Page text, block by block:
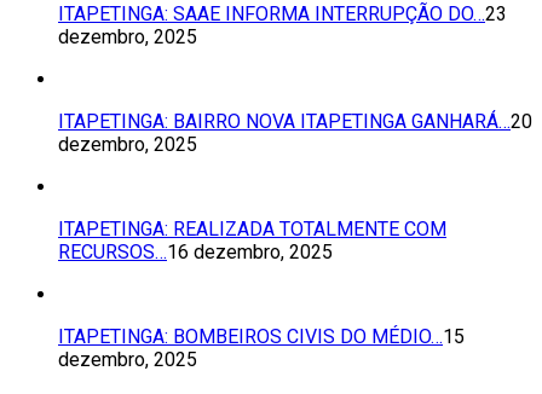
ITAPETINGA: SAAE INFORMA INTERRUPÇÃO DO…23
dezembro, 2025
ITAPETINGA: BAIRRO NOVA ITAPETINGA GANHARÁ…20
dezembro, 2025
ITAPETINGA: REALIZADA TOTALMENTE COM
RECURSOS…16 dezembro, 2025
ITAPETINGA: BOMBEIROS CIVIS DO MÉDIO…15
dezembro, 2025